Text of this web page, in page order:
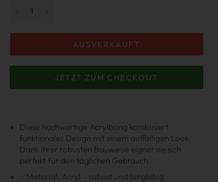
AUSVERKAUFT
JETZT ZUM CHECKOUT
Diese hochwertige Acrylbong kombiniert
funktionales Design mit einem auffälligen Look.
Dank ihrer robusten Bauweise eignet sie sich
perfekt für den täglichen Gebrauch.
✅Material: Acryl – robust und langlebig